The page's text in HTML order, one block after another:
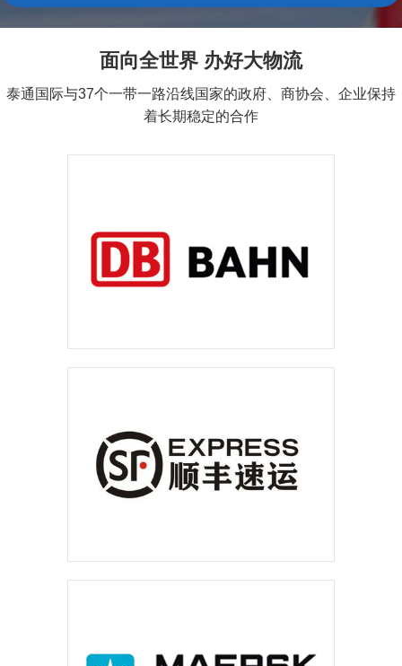
面向全世界 办好大物流
泰通国际与37个一带一路沿线国家的政府、商协会、企业保持
着长期稳定的合作